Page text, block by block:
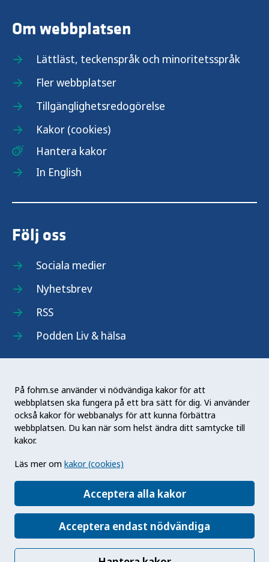
På fohm.se använder vi nödvändiga kakor för att
webbplatsen ska fungera på ett bra sätt för dig. Vi använder
också kakor för webbanalys för att kunna förbättra
webbplatsen. Du kan när som helst ändra ditt samtycke till
kakor.
Läs mer om kakor (cookies)
Acceptera alla kakor
Acceptera endast nödvändiga
Om webbplatsen
Lättläst, teckenspråk och minoritetsspråk
Fler webbplatser
Tillgänglighetsredogörelse
Kakor (cookies)
Hantera kakor
In English
Följ oss
Sociala medier
Nyhetsbrev
RSS
Podden Liv & hälsa
Folkhälsomyndigheten (Fohm) är en nationell
kunskapsmyndighet som arbetar för en bättre
folkhälsa. Det gör myndigheten genom att
främja hälsa, förebygga ohälsa och skydda mot
hälsohot. Vår vision är en folkhälsa som stärker
samhällets utveckling.